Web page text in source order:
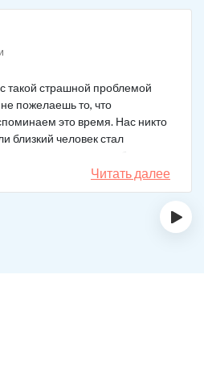
такой страшной проблемой
пожелаешь то, что
это время. Нас никто
близкий человек стал
говоря, надежды не было,
бесполезно, но решили
родственника в клинику на
Читать далее
›